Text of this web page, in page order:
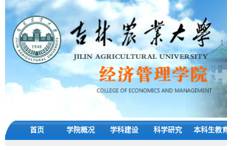
首页 学院概况 学科建设 科学研究 本科生教